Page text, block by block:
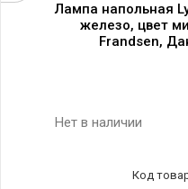
Лампа напольная
железо, цвет
Frandsen,
Нет в наличии